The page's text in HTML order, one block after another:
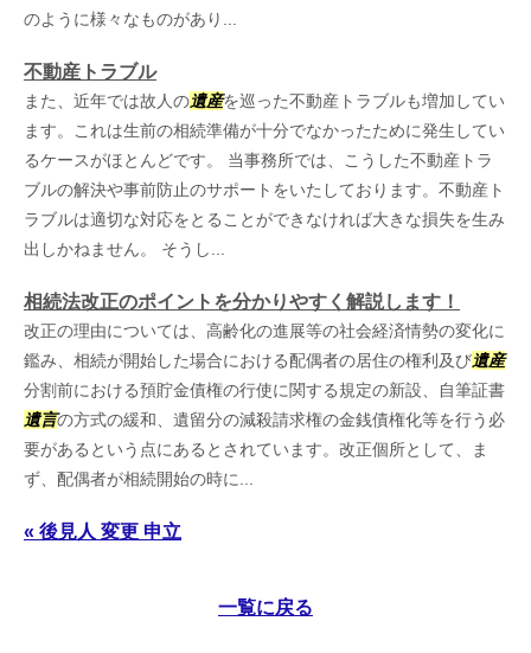
のように様々なものがあり...
不動産トラブル
また、近年では故人の遺産を巡った不動産トラブルも増加してい
ます。これは生前の相続準備が十分でなかったために発生してい
るケースがほとんどです。 当事務所では、こうした不動産トラ
ブルの解決や事前防止のサポートをいたしております。不動産ト
ラブルは適切な対応をとることができなければ大きな損失を生み
出しかねません。 そうし...
相続法改正のポイントを分かりやすく解説します！
改正の理由については、高齢化の進展等の社会経済情勢の変化に
鑑み、相続が開始した場合における配偶者の居住の権利及び遺産
分割前における預貯金債権の行使に関する規定の新設、自筆証書
遺言の方式の緩和、遺留分の減殺請求権の金銭債権化等を行う必
要があるという点にあるとされています。改正個所として、ま
ず、配偶者が相続開始の時に...
« 後見人 変更 申立
一覧に戻る